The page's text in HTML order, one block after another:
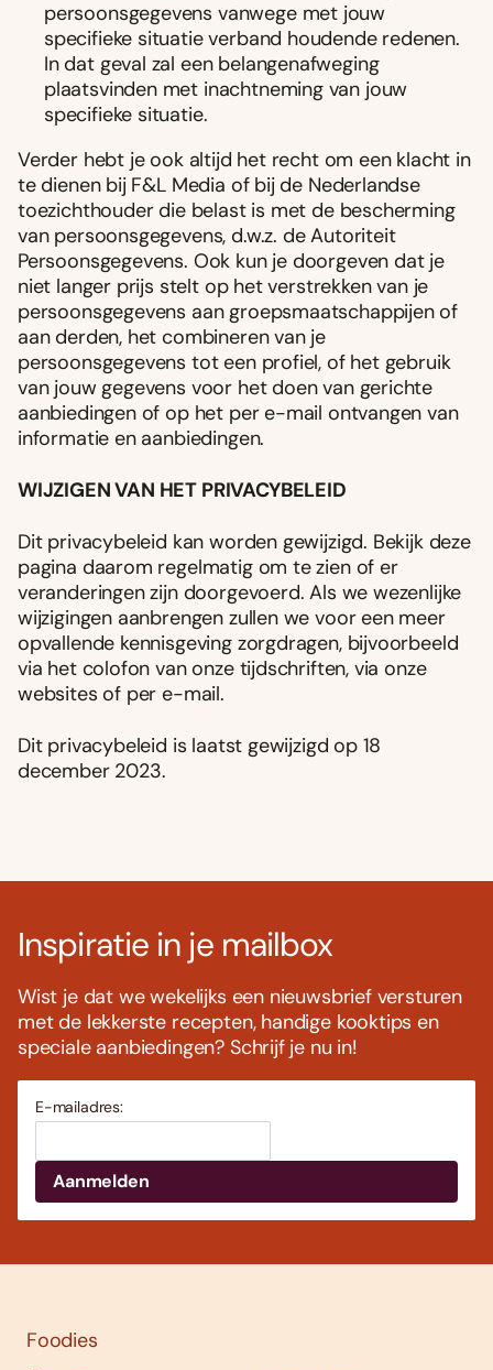
persoonsgegevens vanwege met jouw
specifieke situatie verband houdende redenen.
In dat geval zal een belangenafweging
plaatsvinden met inachtneming van jouw
specifieke situatie.
Verder hebt je ook altijd het recht om een klacht in
te dienen bij F&L Media of bij de Nederlandse
toezichthouder die belast is met de bescherming
van persoonsgegevens, d.w.z. de Autoriteit
Persoonsgegevens. Ook kun je doorgeven dat je
niet langer prijs stelt op het verstrekken van je
persoonsgegevens aan groepsmaatschappijen of
aan derden, het combineren van je
persoonsgegevens tot een profiel, of het gebruik
van jouw gegevens voor het doen van gerichte
aanbiedingen of op het per e-mail ontvangen van
informatie en aanbiedingen.
WIJZIGEN VAN HET PRIVACYBELEID
Dit privacybeleid kan worden gewijzigd. Bekijk deze
pagina daarom regelmatig om te zien of er
veranderingen zijn doorgevoerd. Als we wezenlijke
wijzigingen aanbrengen zullen we voor een meer
opvallende kennisgeving zorgdragen, bijvoorbeeld
via het colofon van onze tijdschriften, via onze
websites of per e-mail.
Dit privacybeleid is laatst gewijzigd op 18
december 2023.
Inspiratie in je mailbox
Wist je dat we wekelijks een nieuwsbrief versturen
met de lekkerste recepten, handige kooktips en
speciale aanbiedingen? Schrijf je nu in!
E-mailadres:
Foodies